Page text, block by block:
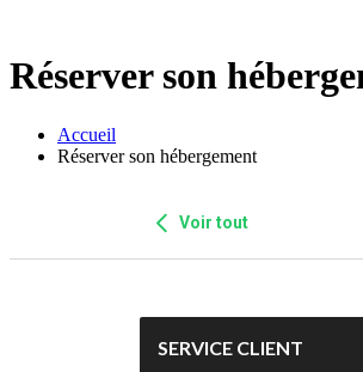
Réserver son
Accueil
Réserver son hébergement
Voir tout
SERVICE CLIENT